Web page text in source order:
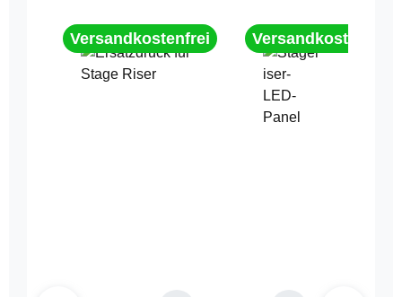
Versandkostenfrei Versandkostenfrei